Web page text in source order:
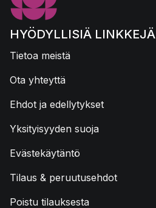
HYÖDYLLISIÄ LINKKEJÄ
Tietoa meistä
Ota yhteyttä
Ehdot ja edellytykset
Yksityisyyden suoja
Evästekäytäntö
Tilaus & peruutusehdot
Poistu tilauksesta